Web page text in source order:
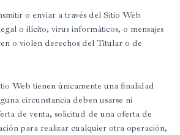
o enviar a través del Sitio Web
o ilícito, virus informáticos, o mensajes
o violen derechos del Titular o de
Web tienen únicamente una finalidad
circunstancia deben usarse ni
de venta, solicitud de una oferta de
para realizar cualquier otra operación,